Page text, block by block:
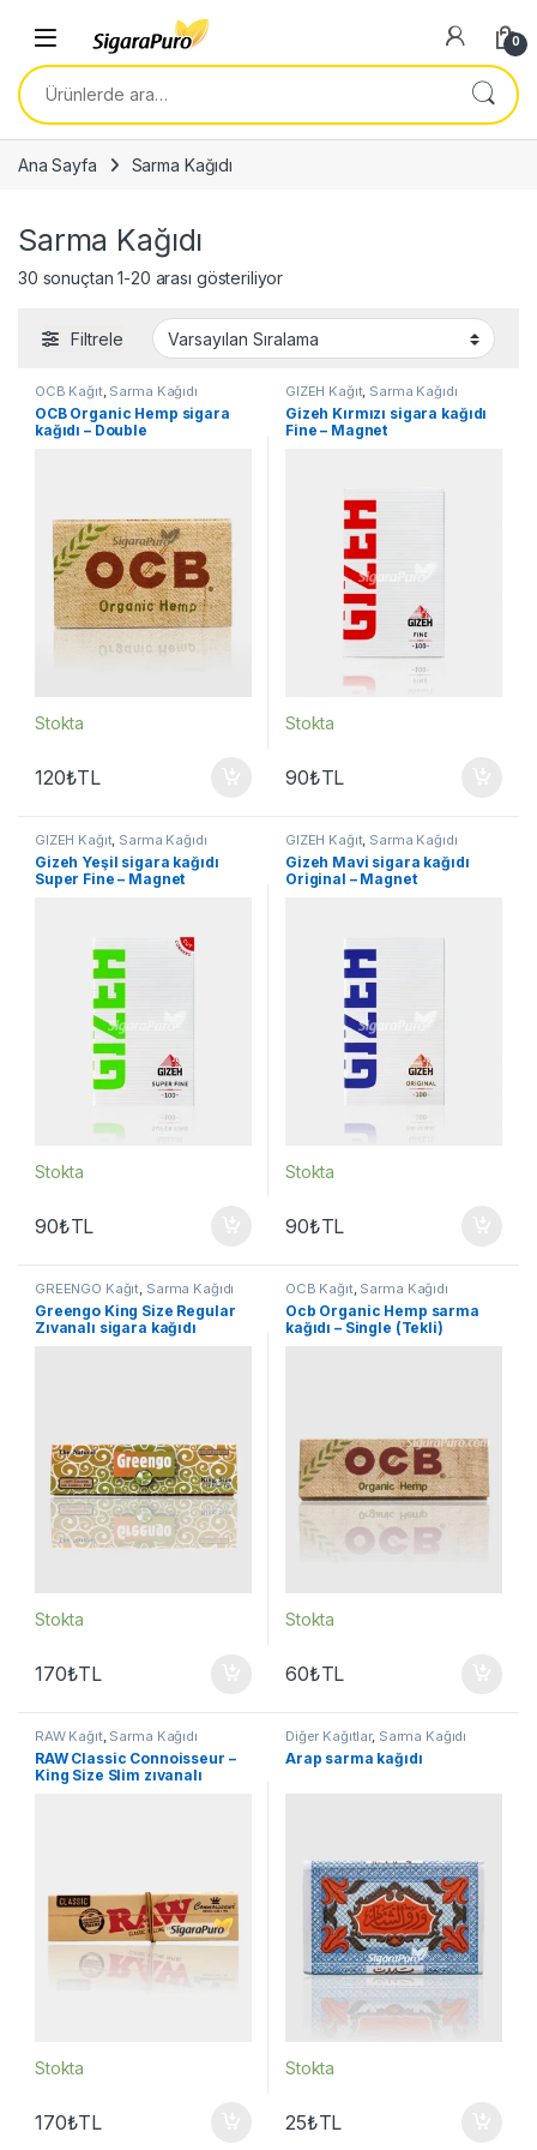
Open 0
Ara:
Ana Sayfa Sarma Kağıdı
Sarma Kağıdı
30 sonuçtan 1-20 arası gösteriliyor
Filtrele
OCB Kağıt, Sarma Kağıdı
OCB Organic Hemp sigara
kağıdı – Double
Stokta
120₺TL
GIZEH Kağıt, Sarma Kağıdı
Gizeh Kırmızı sigara kağıdı
Fine – Magnet
Stokta
90₺TL
GIZEH Kağıt, Sarma Kağıdı
Gizeh Yeşil sigara kağıdı
Super Fine – Magnet
Stokta
90₺TL
GIZEH Kağıt, Sarma Kağıdı
Gizeh Mavi sigara kağıdı
Original – Magnet
Stokta
90₺TL
GREENGO Kağıt Sarma Kağıdı
Greengo King Size Regular
Zıvanalı sigara kağıdı
Stokta
170₺TL
OCB Kağıt, Sarma Kağıdı
Ocb Organic Hemp sarma
kağıdı – Single (Tekli)
Stokta
60₺TL
RAW Kağıt, Sarma Kağıdı
RAW Classic Connoisseur –
King Size Slim zıvanalı
Stokta
170₺TL
Diğer Kağıtlar, Sarma Kağıdı
Arap sarma kağıdı
Stokta
25₺TL